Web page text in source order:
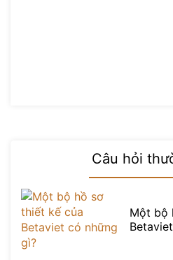
Câu hỏi
Một bộ